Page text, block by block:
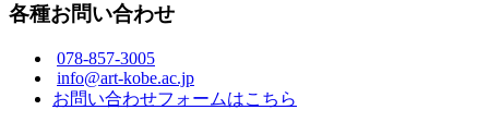
各種お問い合わせ
078-857-3005
info@art-kobe.ac.jp
お問い合わせフォームはこちら